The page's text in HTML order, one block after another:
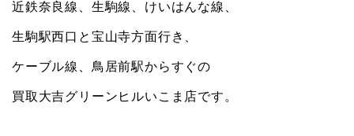
近鉄奈良線、生駒線、けいはんな線、
生駒駅西口と宝山寺方面行き、
ケーブル線、鳥居前駅からすぐの
買取大吉グリーンヒルいこま店です。